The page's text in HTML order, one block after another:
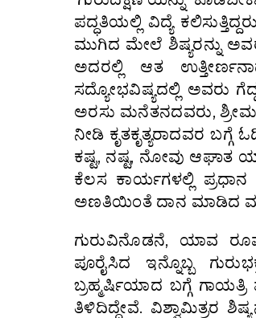
ಪದ್ಧತಿಯಲ್ಲಿ ವಿದ್ಯೆ
ಮುಗಿದ ಮೇಲೆ ಶಿಷ್ಯರನ್ನು
ಅದರಲ್ಲಿ ಆತ
ಸದ್ಯೋಭವಿಷ್ಯದಲ್ಲಿ ಅವರು
ಅರಸು ಮನೆತನದವರು,
ನೀಡಿ ಕೃತಕೃತ್ಯರಾದವರ
ಕಷ್ಟ, ನಷ್ಟ, ನೋವು ಆಘಾತ
ಕೆಲಸ ಕಾರ್ಯಗಳಲ್ಲಿ
ಅಣತಿಯಿಂತೆ ದಾನ ಮಾಡಿದ
ಗುರುವಿನೊಡನೆ, ಯಾವ
ಪೂರೈಸಿದ ಇನ್ನೊಬ್ಬ
ಬ್ರಹ್ಮರ್ಷಿಯಾದ ಬಗ್ಗೆ
ತಿಳಿದಿದ್ದೇವೆ. ವಿಶ್ವಾಮಿತ್ರರ